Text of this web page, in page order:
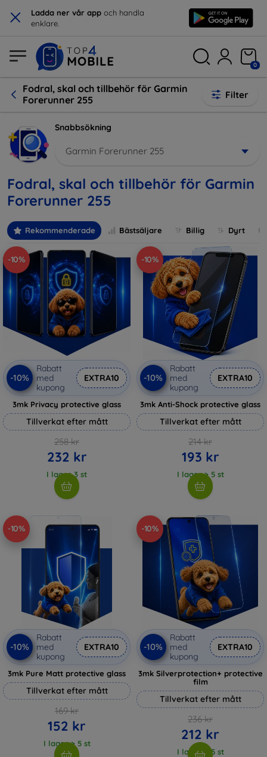
× Ladda ner vår app och handla
enklare.
0
Fodral, skal och tillbehör för Garmin
Forerunner 255
Filter
Snabbsökning
Garmin Forerunner 255
Fodral, skal och tillbehör för Garmin
Forerunner 255
Rekommenderade Bästsäljare Billig Dyrt
-10%
-10%
Rabatt
med
kupong
EXTRA10
3mk Privacy protective glass
Tillverkat efter mått
258 kr
232 kr
I lager 3 st
-10%
-10%
Rabatt
med
kupong
EXTRA10
3mk Anti-Shock protective glass
Tillverkat efter mått
214 kr
193 kr
I lager > 5 st
-10%
-10%
Rabatt
med
kupong
EXTRA10
3mk Pure Matt protective glass
Tillverkat efter mått
169 kr
152 kr
I lager > 5 st
-10%
-10%
Rabatt
med
kupong
EXTRA10
3mk Silverprotection+ protective
film
Tillverkat efter mått
236 kr
212 kr
I lager > 5 st